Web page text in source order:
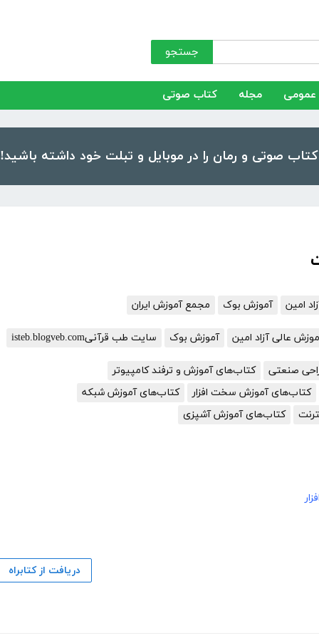
جستجو
عمومی مجله کتاب صوتی
امین آموزش بوک مجمع آموزش ایران
عالی آزاد امین آموزش بوک سایت طب قرآنیisteb.blogveb.com
صنعتی
کتاب‌های آموزش و ترفند کامپیوتر
کتاب‌های آموزش سخت افزار
کتاب‌های آموزش شبکه
کتاب‌های آموزش آشپزی
دریافت از کتابراه